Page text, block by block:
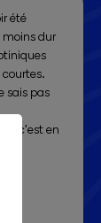
été
dur
sais pas
c'est en